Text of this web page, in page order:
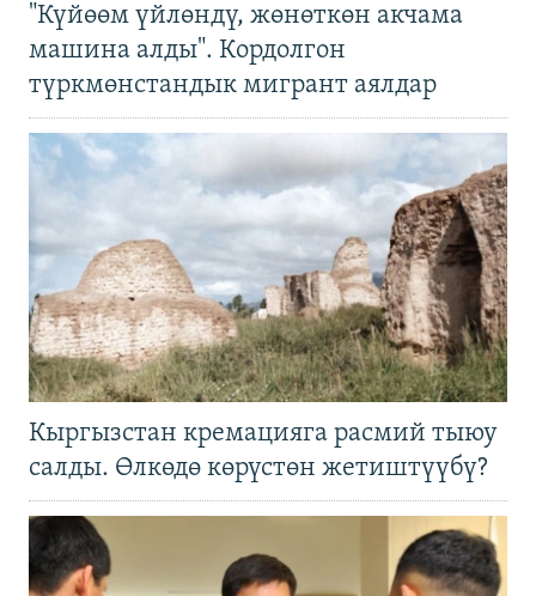
"Күйөөм үйлөндү, жөнөткөн акчама
машина алды". Кордолгон
түркмөнстандык мигрант аялдар
Кыргызстан кремацияга расмий тыюу
салды. Өлкөдө көрүстөн жетиштүүбү?